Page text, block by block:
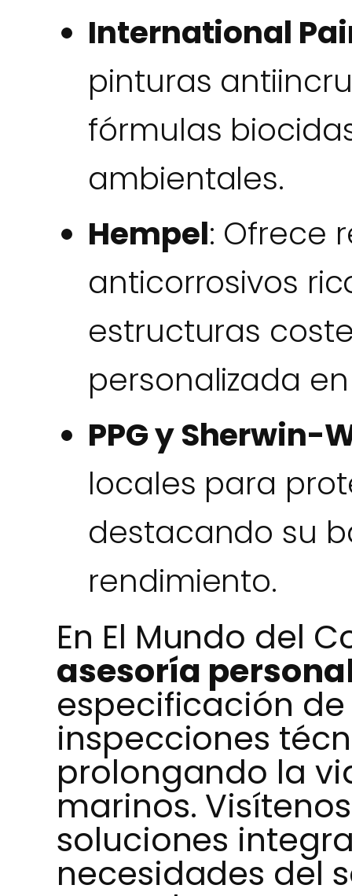
International
pinturas
fórmulas
ambientales.
Hempel: Ofrece
anticorrosivos
estructuras
personalizada
PPG y Sherwin-
locales para
destacando su
rendimiento.
En El Mundo del
asesoría
especificación
inspecciones
prolongando la
marinos.
soluciones
necesidades del